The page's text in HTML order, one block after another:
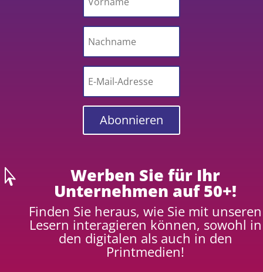
Abonnieren
 Werben Sie für Ihr
Unternehmen auf 50+!
Finden Sie heraus, wie Sie mit unseren
Lesern interagieren können, sowohl in
den digitalen als auch in den
Printmedien!